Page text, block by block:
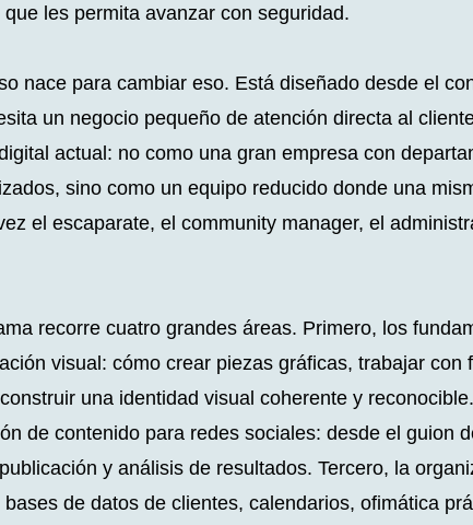
les permita avanzar con seguridad.
nace para cambiar eso. Está diseñado desde el
un negocio pequeño de atención directa al
actual: no como una gran empresa con
sino como un equipo reducido donde una
el escaparate, el community manager, el
recorre cuatro grandes áreas. Primero, los
visual: cómo crear piezas gráficas, trabajar con
una identidad visual coherente y
de contenido para redes sociales: desde el guion
y análisis de resultados. Tercero, la
bases de datos de clientes, calendarios, ofimática